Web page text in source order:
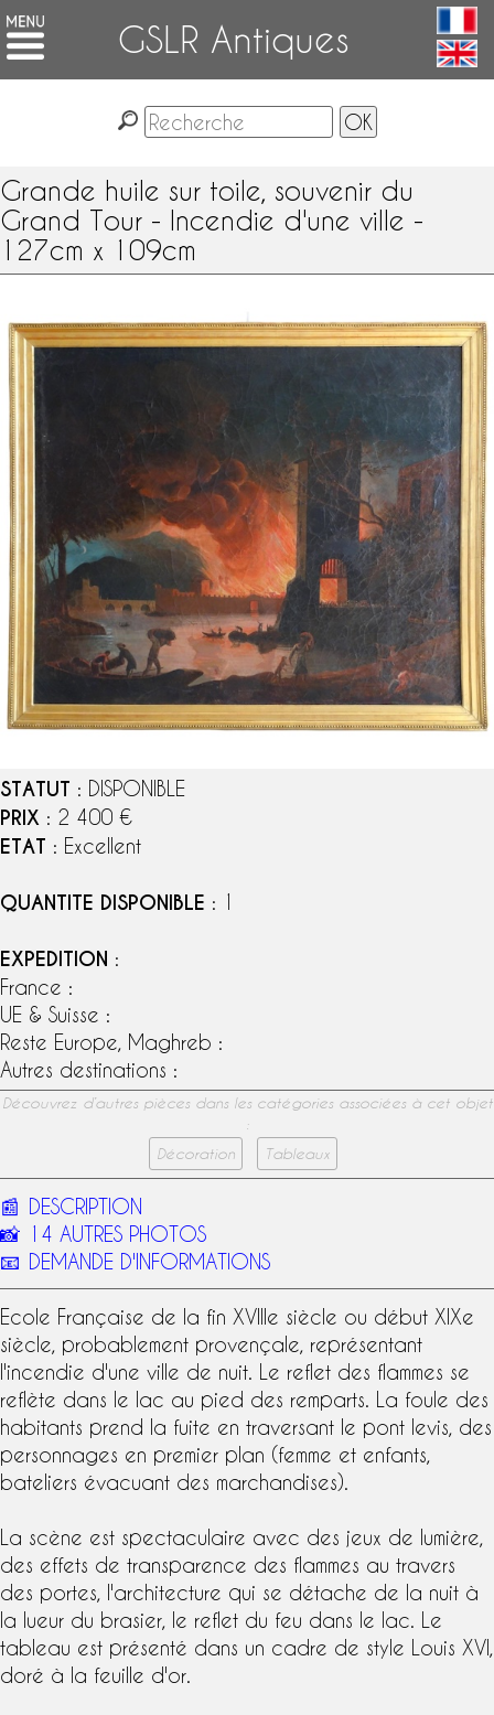
GSLR Antiques
Grande huile sur toile, souvenir du
Grand Tour - Incendie d'une ville -
127cm x 109cm
STATUT : DISPONIBLE
PRIX : 2 400 €
ETAT : Excellent
QUANTITE DISPONIBLE : 1
EXPEDITION :
France :
UE & Suisse :
Reste Europe, Maghreb :
Autres destinations :
Découvrez d’autres pièces dans les catégories associées à cet objet
:
Décoration
Tableaux
📰 DESCRIPTION
📸 14 AUTRES PHOTOS
📧 DEMANDE D'INFORMATIONS
Ecole Française de la fin XVIIIe siècle ou début XIXe
siècle , probablement provençale, représentant
l'incendie d'une ville de nuit. Le reflet des flammes se
reflète dans le lac au pied des remparts. La foule des
habitants prend la fuite en traversant le pont levis, des
personnages en premier plan (femme et enfants,
bateliers évacuant des marchandises).
La scène est spectaculaire avec des jeux de lumière,
des effets de transparence des flammes au travers
des portes, l'architecture qui se détache de la nuit à
la lueur du brasier, le reflet du feu dans le lac. Le
tableau est présenté dans un cadre de style Louis XVI
doré à la feuille d'or